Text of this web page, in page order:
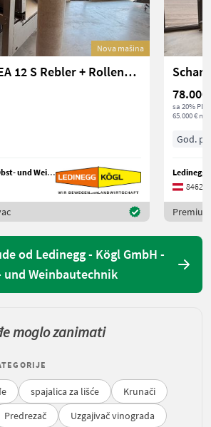
Nova mašina
Scharfenberger EA 12 S Rebler + Rollensortierer
Ledinegg - Kögl GmbH - Obst- und Weinbautechnik
78.000
sa 20%
65.000 €
God.
8462
od Ledinegg - Kögl GmbH -
und Weinbautechnik
moglo zanimati
spajalica za lišće
Krunači
Predrezač
Uzgajivač vinograda